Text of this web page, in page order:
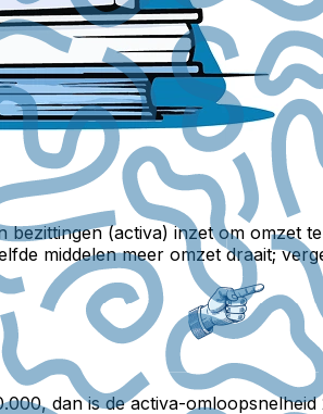
(activa) inzet om omzet
middelen meer omzet draait;
dan is de activa-